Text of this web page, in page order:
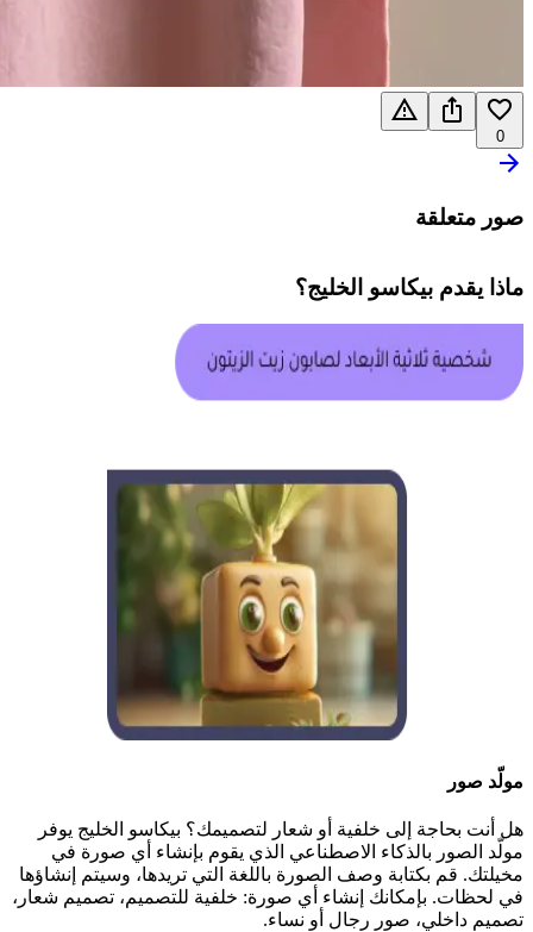
0
صور متعلقة
ماذا يقدم بيكاسو الخليج؟
مولّد صور
هل أنت بحاجة إلى خلفية أو شعار لتصميمك؟ بيكاسو الخليج يوفر
مولّد الصور بالذكاء الاصطناعي الذي يقوم بإنشاء أي صورة في
مخيلتك. قم بكتابة وصف الصورة باللغة التي تريدها، وسيتم إنشاؤها
في لحظات. بإمكانك إنشاء أي صورة: خلفية للتصميم، تصميم شعار،
تصميم داخلي، صور رجال أو نساء.